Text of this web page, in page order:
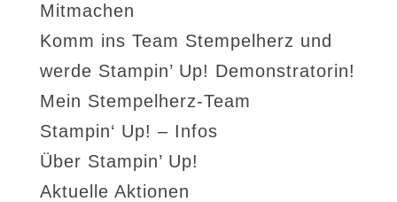
Mitmachen
Komm ins Team Stempelherz und
werde Stampin’ Up! Demonstratorin!
Mein Stempelherz-Team
Stampin‘ Up! – Infos
Über Stampin’ Up!
Aktuelle Aktionen